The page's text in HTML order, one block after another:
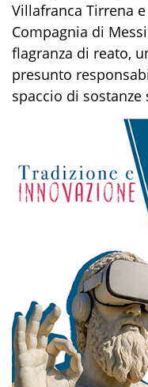
Villafranca Tirrena
Compagnia di
flagranza di reato,
presunto
spaccio di sostanze